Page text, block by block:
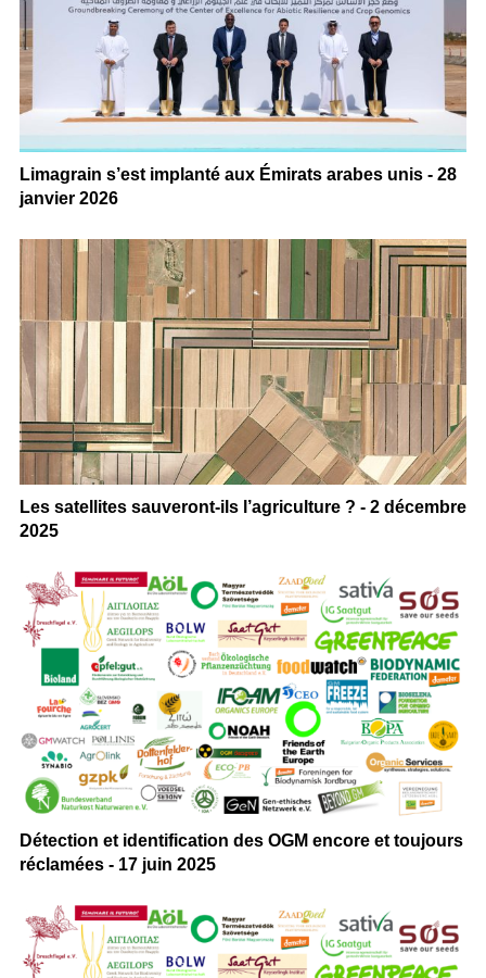
Limagrain s’est implanté aux Émirats arabes unis - 28
janvier 2026
Les satellites sauveront-ils l’agriculture ? - 2 décembre
2025
Détection et identification des OGM encore et toujours
réclamées - 17 juin 2025